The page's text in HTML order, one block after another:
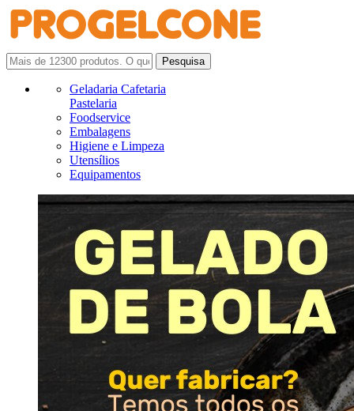
Geladaria Cafetaria
Pastelaria
Foodservice
Embalagens
Higiene e Limpeza
Utensílios
Equipamentos